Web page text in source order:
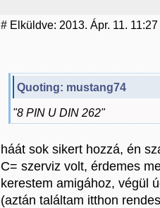
# Elküldve: 2013. Ápr. 11. 11:27
Quoting: mustang74
"8 PIN U DIN 262"
háát sok sikert hozzá, én
C= szerviz volt, érdemes
kerestem amigához, végül
(aztán találtam itthon